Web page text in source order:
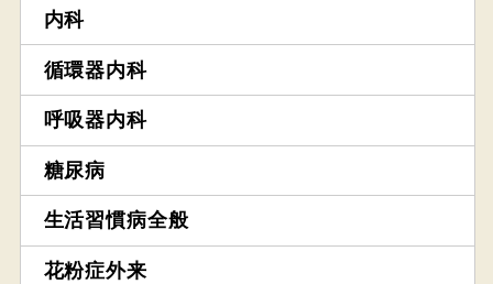
内科
循環器内科
呼吸器内科
糖尿病
生活習慣病全般
花粉症外来